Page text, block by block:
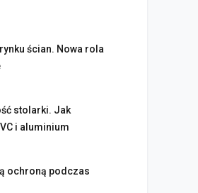
ścian. Nowa rola
stolarki. Jak
i aluminium
ochroną podczas